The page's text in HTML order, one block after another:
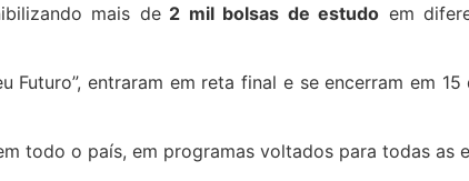
mais de2 mil bolsas de estudo em
Futuro”, entraram em reta final e se encerram em
todo o país, em programas voltados para todas as